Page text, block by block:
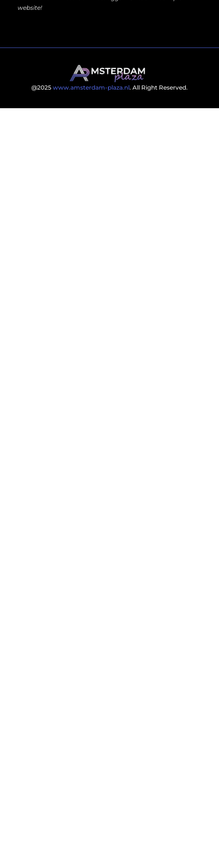
website!
@2025 www.amsterdam-plaza.nl. All Right Reserved.